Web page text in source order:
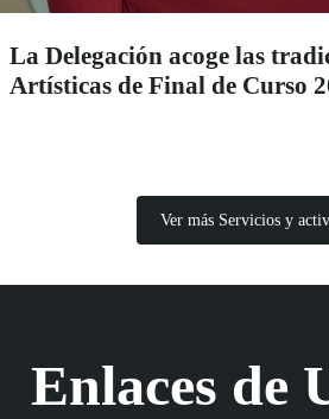
La Delegación acoge las
Artísticas de Final de Curso
Ver más Servicios y
Enlaces de